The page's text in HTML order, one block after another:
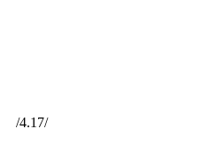
/4.17/